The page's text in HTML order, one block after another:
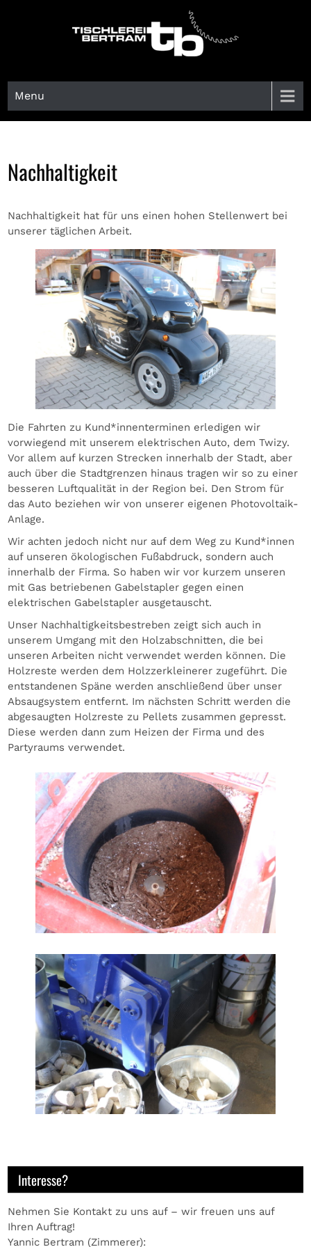
Tischlerei Bertram
Menu
Nachhaltigkeit
Nachhaltigkeit hat für uns einen hohen Stellenwert bei
unserer täglichen Arbeit.
Die Fahrten zu Kund*innenterminen erledigen wir
vorwiegend mit unserem elektrischen Auto, dem Twizy.
Vor allem auf kurzen Strecken innerhalb der Stadt, aber
auch über die Stadtgrenzen hinaus tragen wir so zu einer
besseren Luftqualität in der Region bei. Den Strom für
das Auto beziehen wir von unserer eigenen Photovoltaik-
Anlage.
Wir achten jedoch nicht nur auf dem Weg zu Kund*innen
auf unseren ökologischen Fußabdruck, sondern auch
innerhalb der Firma. So haben wir vor kurzem unseren
mit Gas betriebenen Gabelstapler gegen einen
elektrischen Gabelstapler ausgetauscht.
Unser Nachhaltigkeitsbestreben zeigt sich auch in
unserem Umgang mit den Holzabschnitten, die bei
unseren Arbeiten nicht verwendet werden können. Die
Holzreste werden dem Holzzerkleinerer zugeführt. Die
entstandenen Späne werden anschließend über unser
Absaugsystem entfernt. Im nächsten Schritt werden die
abgesaugten Holzreste zu Pellets zusammen gepresst.
Diese werden dann zum Heizen der Firma und des
Partyraums verwendet.
Interesse?
Nehmen Sie Kontakt zu uns auf – wir freuen uns auf
Ihren Auftrag!
Yannic Bertram (Zimmerer):